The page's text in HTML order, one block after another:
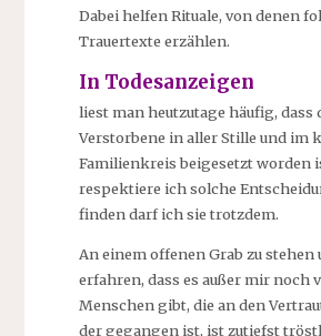
Dabei helfen Rituale, von denen
Trauertexte erzählen.
In Todesanzeigen
liest man heutzutage häufig, dass
Verstorbene in aller Stille und im
Familienkreis beigesetzt worden
respektiere ich solche
finden darf ich sie trotzdem.
An einem offenen Grab zu stehen
erfahren, dass es außer mir noch
Menschen gibt, die an den
der gegangen ist, ist zutiefst